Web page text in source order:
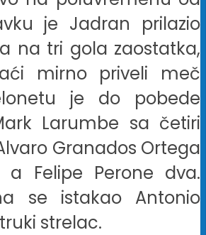
je Jadran prilazio
na tri gola zaostatka,
mirno priveli meč
je do pobede
Larumbe sa četiri
Granados Ortega
a Felipe Perone dva.
se istakao Antonio
strelac.